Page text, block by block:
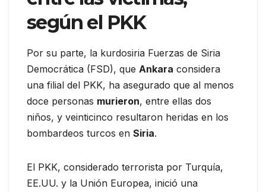
según el PKK
Por su parte, la kurdosiria Fuerzas de Siria
Democrática (FSD), que Ankara considera
una filial del PKK, ha asegurado que al menos
doce personas murieron, entre ellas dos
niños, y veinticinco resultaron heridas en los
bombardeos turcos en Siria.
El PKK, considerado terrorista por Turquía,
EE.UU. y la Unión Europea, inició una